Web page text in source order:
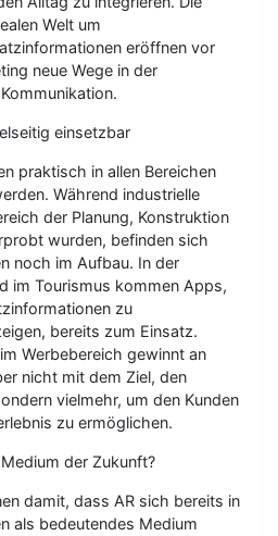
Welt um
eröffnen vor
neue Wege in der
einsetzbar
praktisch in allen Bereichen
Während industrielle
der Planung, Konstruktion
wurden, befinden sich
noch im Aufbau. In der
im Tourismus kommen Apps,
zu
bereits zum Einsatz.
Werbebereich gewinnt an
nicht mit dem Ziel, den
vielmehr, um den Kunden
zu ermöglichen.
der Zukunft?
damit, dass AR sich bereits in
als bedeutendes Medium